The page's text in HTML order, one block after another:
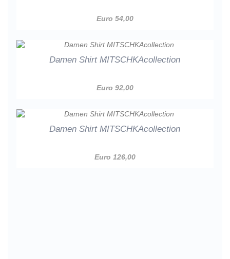
Euro 54,00
Damen Shirt MITSCHKAcollection
Euro 92,00
Damen Shirt MITSCHKAcollection
Euro 126,00